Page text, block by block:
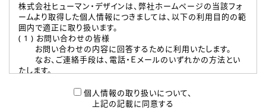
株式会社ヒューマン・デザインは、弊社ホームページの当該フォ
ームより取得した個人情報につきましては、以下の利用目的の範
囲内で適正に取り扱います。
( 1 ) お問い合わせの皆様
お問い合わせの内容に回答するために利用いたします。
なお、ご連絡手段は、電話・Ｅメールのいずれかの方法とい
たします。
本登録に関するご連絡および本登録時の参考情報として利
個人情報の取り扱いについて、
上記の記載に同意する